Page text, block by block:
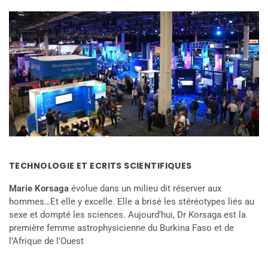
TECHNOLOGIE ET ECRITS SCIENTIFIQUES
Marie Korsaga évolue dans un milieu dit réserver aux
hommes…Et elle y excelle. Elle a brisé les stéréotypes liés au
sexe et dompté les sciences. Aujourd’hui, Dr Korsaga est la
première femme astrophysicienne du Burkina Faso et de
l’Afrique de l’Ouest